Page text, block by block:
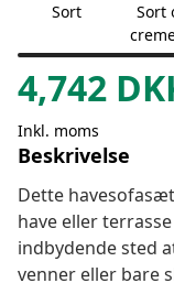
Sort
Sort
vet
4,742
Inkl. moms
Beskrivelse
Dette
have eller
indbydende sted
venner eller bare